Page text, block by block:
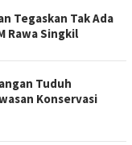
Tegaskan Tak Ada
Rawa Singkil
Tuduh
Konservasi